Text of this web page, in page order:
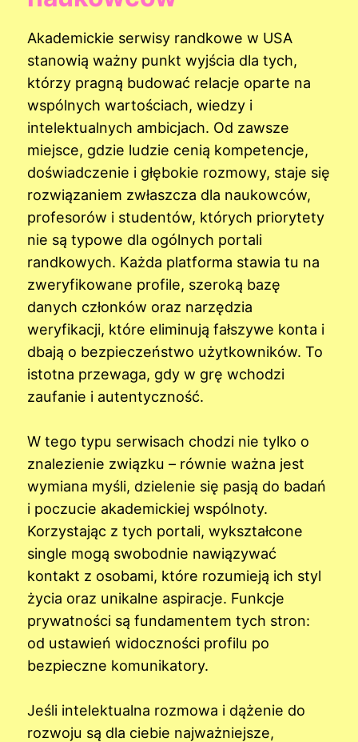
Akademickie serwisy randkowe w USA
stanowią ważny punkt wyjścia dla tych,
którzy pragną budować relacje oparte na
wspólnych wartościach, wiedzy i
intelektualnych ambicjach. Od zawsze
miejsce, gdzie ludzie cenią kompetencje,
doświadczenie i głębokie rozmowy, staje się
rozwiązaniem zwłaszcza dla naukowców,
profesorów i studentów, których priorytety
nie są typowe dla ogólnych portali
randkowych. Każda platforma stawia tu na
zweryfikowane profile, szeroką bazę
danych członków oraz narzędzia
weryfikacji, które eliminują fałszywe konta i
dbają o bezpieczeństwo użytkowników. To
istotna przewaga, gdy w grę wchodzi
zaufanie i autentyczność.
W tego typu serwisach chodzi nie tylko o
znalezienie związku – równie ważna jest
wymiana myśli, dzielenie się pasją do badań
i poczucie akademickiej wspólnoty.
Korzystając z tych portali, wykształcone
single mogą swobodnie nawiązywać
kontakt z osobami, które rozumieją ich styl
życia oraz unikalne aspiracje. Funkcje
prywatności są fundamentem tych stron:
od ustawień widoczności profilu po
bezpieczne komunikatory.
Jeśli intelektualna rozmowa i dążenie do
rozwoju są dla ciebie najważniejsze,